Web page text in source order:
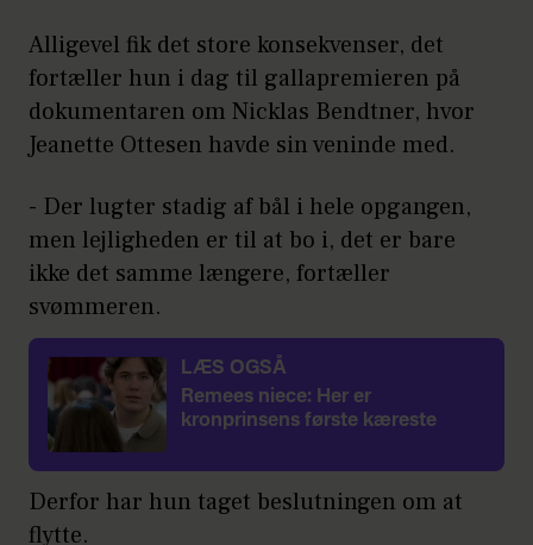
Alligevel fik det store konsekvenser, det
fortæller hun i dag til gallapremieren på
dokumentaren om Nicklas Bendtner, hvor
Jeanette Ottesen havde sin veninde med.
- Der lugter stadig af bål i hele opgangen,
men lejligheden er til at bo i, det er bare
ikke det samme længere, fortæller
svømmeren.
LÆS OGSÅ
Remees niece: Her er
kronprinsens første kæreste
Derfor har hun taget beslutningen om at
flytte.